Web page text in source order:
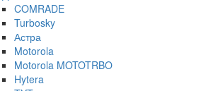
COMRADE
Turbosky
Астра
Motorola
Motorola MOTOTRBO
Hytera